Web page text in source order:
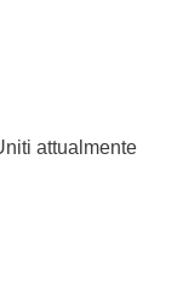
attualmente